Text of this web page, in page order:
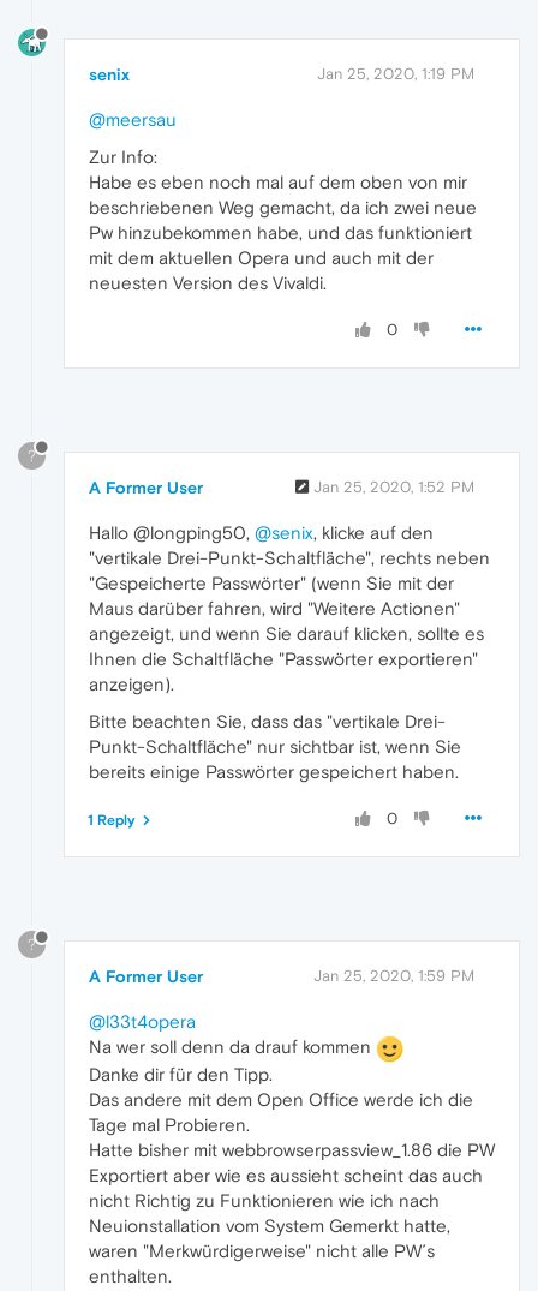
senix Jan 25, 2020, 1:19 PM
@meersau
Zur Info:
Habe es eben noch mal auf dem oben von mir
beschriebenen Weg gemacht, da ich zwei neue
Pw hinzubekommen habe, und das funktioniert
mit dem aktuellen Opera und auch mit der
neuesten Version des Vivaldi.
0
?
A Former User Jan 25, 2020, 1:52 PM
Hallo @longping50, @senix, klicke auf den
"vertikale Drei-Punkt-Schaltfläche", rechts neben
"Gespeicherte Passwörter" (wenn Sie mit der
Maus darüber fahren, wird "Weitere Actionen"
angezeigt, und wenn Sie darauf klicken, sollte es
Ihnen die Schaltfläche "Passwörter exportieren"
anzeigen).
Bitte beachten Sie, dass das "vertikale Drei-
Punkt-Schaltfläche" nur sichtbar ist, wenn Sie
bereits einige Passwörter gespeichert haben.
0
1 Reply
?
A Former User Jan 25, 2020, 1:59 PM
@l33t4opera
Na wer soll denn da drauf kommen
Danke dir für den Tipp.
Das andere mit dem Open Office werde ich die
Tage mal Probieren.
Hatte bisher mit webbrowserpassview_1.86 die PW
Exportiert aber wie es aussieht scheint das auch
nicht Richtig zu Funktionieren wie ich nach
Neuionstallation vom System Gemerkt hatte,
waren "Merkwürdigerweise" nicht alle PW´s
enthalten.